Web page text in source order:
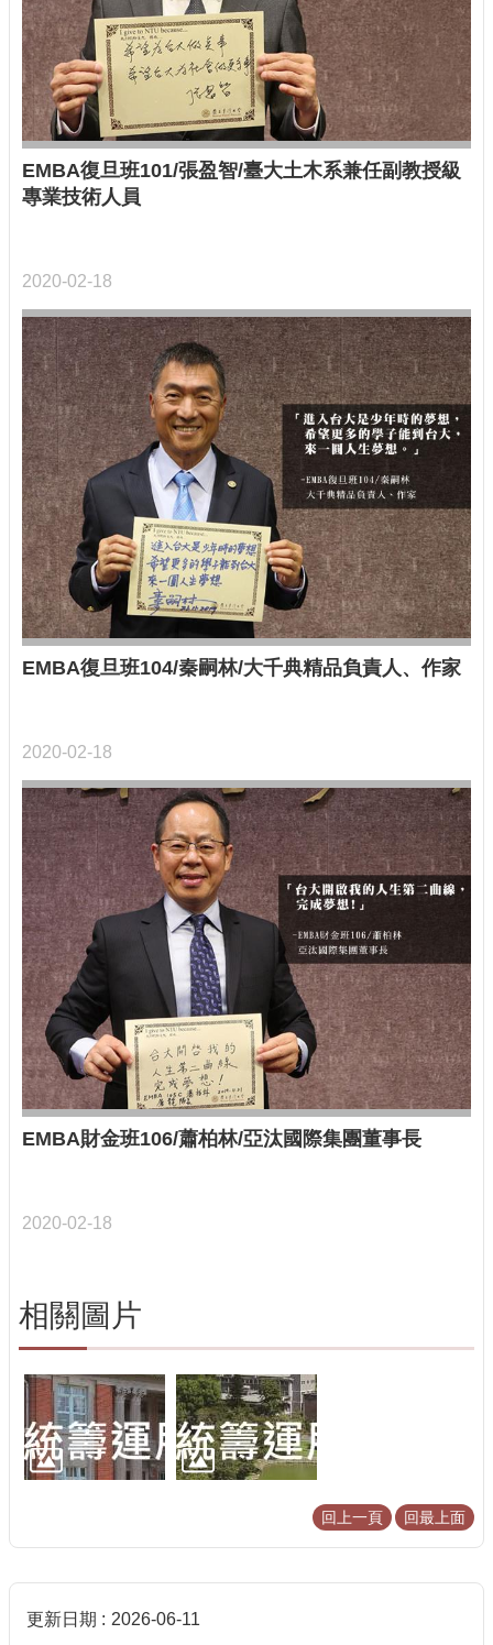
EMBA復旦班101/張盈智/臺大土木系兼任副教授級
專業技術人員
2020-02-18
EMBA復旦班104/秦嗣林/大千典精品負責人、作家
2020-02-18
EMBA財金班106/蕭柏林/亞汰國際集團董事長
2020-02-18
相關圖片
回上一頁 回最上面
更新日期 2026-06-11